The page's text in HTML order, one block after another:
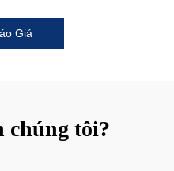
Giá
chúng tôi?